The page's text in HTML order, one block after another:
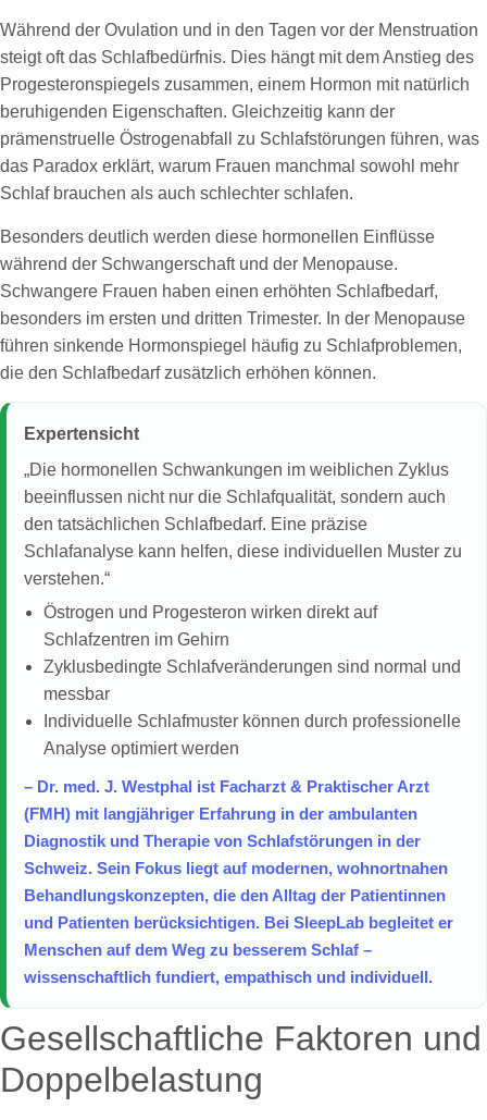
Während der Ovulation und in den Tagen vor der Menstruation
steigt oft das Schlafbedürfnis. Dies hängt mit dem Anstieg des
Progesteronspiegels zusammen, einem Hormon mit natürlich
beruhigenden Eigenschaften. Gleichzeitig kann der
prämenstruelle Östrogenabfall zu Schlafstörungen führen, was
das Paradox erklärt, warum Frauen manchmal sowohl mehr
Schlaf brauchen als auch schlechter schlafen.
Besonders deutlich werden diese hormonellen Einflüsse
während der Schwangerschaft und der Menopause.
Schwangere Frauen haben einen erhöhten Schlafbedarf,
besonders im ersten und dritten Trimester. In der Menopause
führen sinkende Hormonspiegel häufig zu Schlafproblemen,
die den Schlafbedarf zusätzlich erhöhen können.
Expertensicht
„Die hormonellen Schwankungen im weiblichen Zyklus
beeinflussen nicht nur die Schlafqualität, sondern auch
den tatsächlichen Schlafbedarf. Eine präzise
Schlafanalyse kann helfen, diese individuellen Muster zu
verstehen.“
Östrogen und Progesteron wirken direkt auf
Schlafzentren im Gehirn
Zyklusbedingte Schlafveränderungen sind normal und
messbar
Individuelle Schlafmuster können durch professionelle
Analyse optimiert werden
– Dr. med. J. Westphal ist Facharzt & Praktischer Arzt
(FMH) mit langjähriger Erfahrung in der ambulanten
Diagnostik und Therapie von Schlafstörungen in der
Schweiz. Sein Fokus liegt auf modernen, wohnortnahen
Behandlungskonzepten, die den Alltag der Patientinnen
und Patienten berücksichtigen. Bei SleepLab begleitet er
Menschen auf dem Weg zu besserem Schlaf –
wissenschaftlich fundiert, empathisch und individuell.
Gesellschaftliche Faktoren und
Doppelbelastung